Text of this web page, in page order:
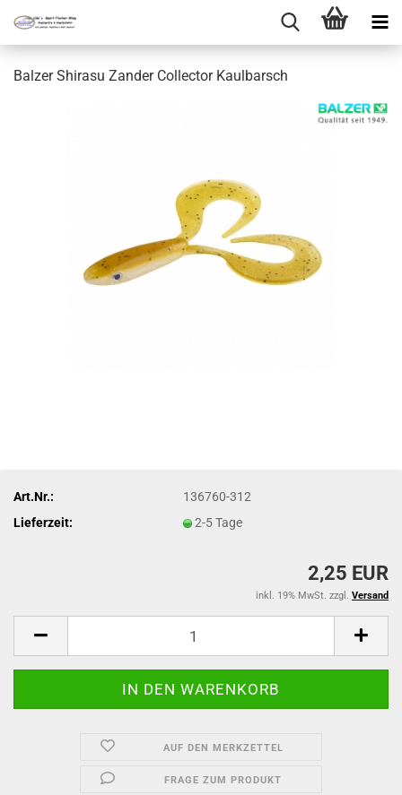
Balzer Shirasu Zander Collector Kaulbarsch
Art.Nr.:
136760-312
Lieferzeit:
2-5 Tage
2,25 EUR
inkl. 19% MwSt. zzgl. Versand
AUF DEN MERKZETTEL
FRAGE ZUM PRODUKT